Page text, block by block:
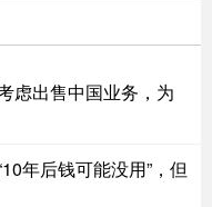
虑出售中国业务，为
年后钱可能没用”，但